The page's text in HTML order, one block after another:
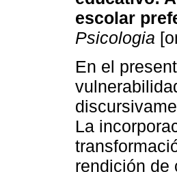
escolar
Psicologia
En el
La
rendición de